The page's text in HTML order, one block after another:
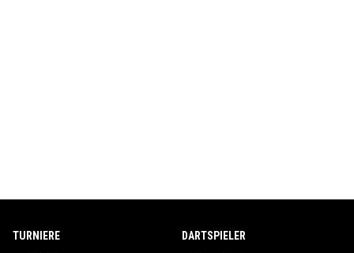
TURNIERE DARTSPIELER